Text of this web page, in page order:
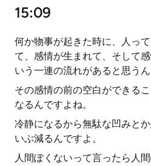
15:09
何か物事が起きた時に、人っ
て、感情が生まれて、そして
いう一連の流れがあると思うん
その感情の前の空白ができる
なるんですよね。
冷静になるから無駄な凹みと
いぶ減るんですよ。
人間ぽくないって言ったら人